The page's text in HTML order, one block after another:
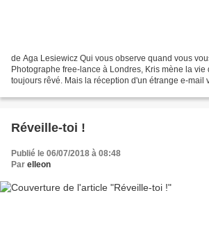
de Aga Lesiewicz Qui vous observe quand vous
Photographe free-lance à Londres, Kris mène la
toujours rêvé. Mais la réception d'un étrange e-mail
Réveille-toi !
Publié le 06/07/2018 à 08:48
Par elleon